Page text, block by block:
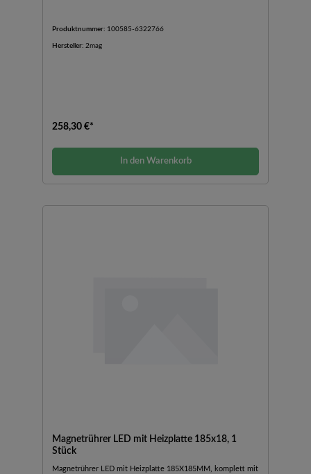
Produktnummer: 100585-6322766
Hersteller: 2mag
258,30 €*
In den Warenkorb
Magnetrührer LED mit Heizplatte 185x18, 1
Stück
Magnetrührer LED mit Heizplatte 185X185MM, komplett mit